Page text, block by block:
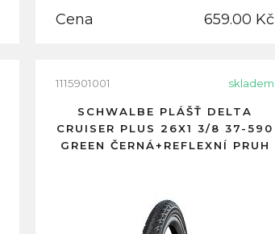
Cena 659.00 Kč
1115901001 skladem
SCHWALBE PLÁŠŤ DELTA
CRUISER PLUS 26X1 3/8 37-590
GREEN ČERNÁ+REFLEXNÍ PRUH